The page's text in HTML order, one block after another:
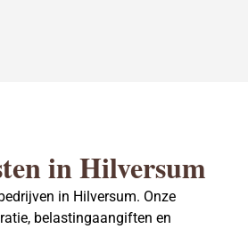
in Hilversum
in Hilversum. Onze
belastingaangiften en